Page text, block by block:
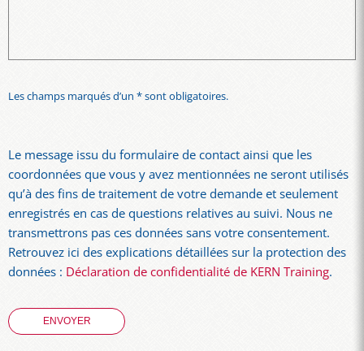
Les champs marqués d’un * sont obligatoires.
Le message issu du formulaire de contact ainsi que les
coordonnées que vous y avez mentionnées ne seront utilisés
qu’à des fins de traitement de votre demande et seulement
enregistrés en cas de questions relatives au suivi. Nous ne
transmettrons pas ces données sans votre consentement.
Retrouvez ici des explications détaillées sur la protection des
données : Déclaration de confidentialité de KERN Training.